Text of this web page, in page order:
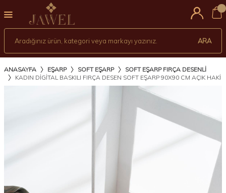
ARA
ANASAYFA EŞARP SOFT EŞARP
SOFT EŞARP FIRÇA DESENLI
KADIN DIGITAL BASKILI FIRÇA DESEN SOFT EŞARP 90X90 CM AÇIK HAKİ